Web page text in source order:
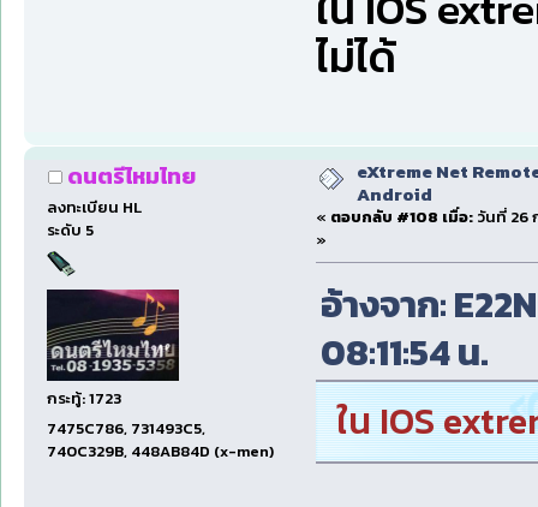
ไม่ได้
ดนตรีไหมไทย
ลงทะเบียน HL
ระดับ 5
กระทู้: 1723
7475C786, 731493C5,
740C329B, 448AB84D (x-men)
eXtreme Net
Android
« ตอบกลับ #108 เมื่อ: วันที่ 26
»
อ้างจาก:
08:11:54 น.
ใน IOS